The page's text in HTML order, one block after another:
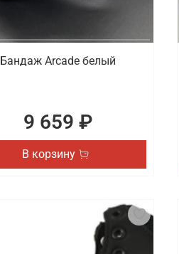
Бандаж Arcade белый
9 659 ₽
В корзину